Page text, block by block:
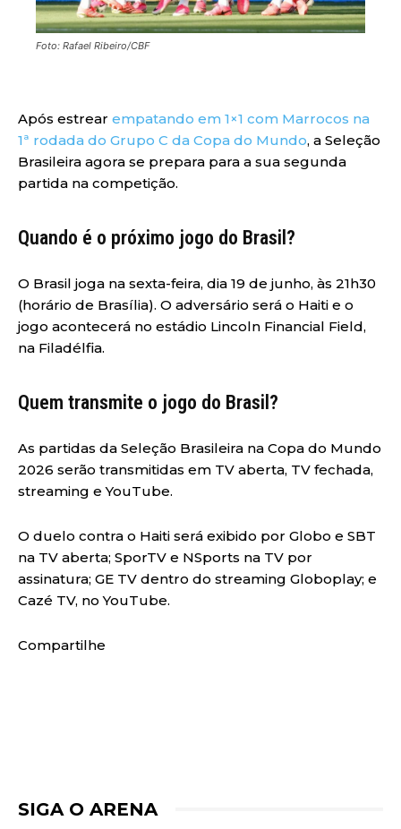
Foto: Rafael Ribeiro/CBF
Após estrear empatando em 1×1 com Marrocos na
1ª rodada do Grupo C da Copa do Mundo, a Seleção
Brasileira agora se prepara para a sua segunda
partida na competição.
Quando é o próximo jogo do Brasil?
O Brasil joga na sexta-feira, dia 19 de junho, às 21h30
(horário de Brasília). O adversário será o Haiti e o
jogo acontecerá no estádio Lincoln Financial Field,
na Filadélfia.
Quem transmite o jogo do Brasil?
As partidas da Seleção Brasileira na Copa do Mundo
2026 serão transmitidas em TV aberta, TV fechada,
streaming e YouTube.
O duelo contra o Haiti será exibido por Globo e SBT
na TV aberta; SporTV e NSports na TV por
assinatura; GE TV dentro do streaming Globoplay; e
Cazé TV, no YouTube.
Compartilhe
SIGA O ARENA